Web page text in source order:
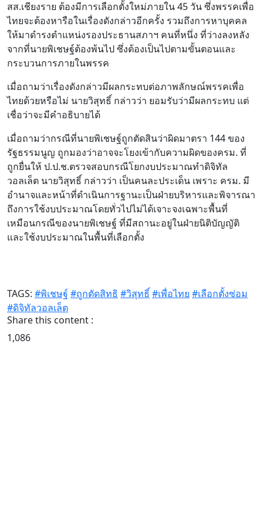
สส.เชียงราย ต้องมีการเลือกตั้งใหม่ภายใน 45 วัน ซึ่งพรรคเพื่อ
ไทยจะต้องหารือในเรื่องดังกล่าวอีกครั้ง รวมถึงการหาบุคคล
ให้มาดำรงตำแหน่งรองประธานสภาฯ คนที่หนึ่ง ที่ว่างลงหลัง
จากที่นายพิเชษฐ์ต้องพ้นไป ซึ่งต้องเป็นไปตามขั้นตอนและ
กระบวนการภายในพรรค
เมื่อถามว่าเรื่องดังกล่าวมีผลกระทบต่อภาพลักษณ์พรรคเพื่อ
ไทยด้วยหรือไม่ นายวิสุทธิ์ กล่าวว่า ยอมรับว่ามีผลกระทบ แต่
เชื่อว่าจะมีคำอธิบายได้
เมื่อถามว่ากรณีที่นายพิเชษฐ์ถูกตัดสินว่าผิดมาตรา 144 ของ
รัฐธรรมนูญ ถูกมองว่าอาจจะโยงเข้ากับความผิดของครม. ที่
ถูกยื่นให้ ป.ป.ช.ตรวจสอบกรณีโยกงบประมาณทำดิจิทัล
วอลเล็ต นายวิสุทธิ์ กล่าวว่า เป็นคนละประเด็น เพราะ ครม. มี
อำนาจและหน้าที่ดำเนินการฐานะเป็นฝ่ายบริหารและพิจารณา
ถึงการใช้งบประมาณโดยทั่วไปไม่ได้เจาะจงเฉพาะพื้นที่
เหมือนกรณีของนายพิเชษฐ์ ที่มีสถานะอยู่ในฝ่ายนิติบัญญัติ
และใช้งบประมาณในพื้นที่เลือกตั้ง
TAGS: #พิเชษฐ์ #ถูกตัดสิทธิ #วิสุทธิ์#เพื่อไทย #เลือกตั้งซ่อม
#ดิจิทัลวอลเล็ต
Share this content :
1,086